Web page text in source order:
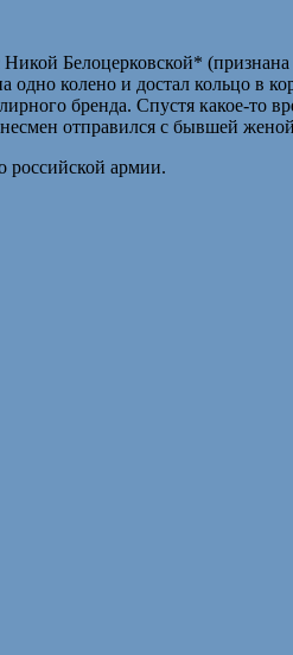
Белоцерковской*
колено и достал кольцо в
бренда. Спустя какое-то
отправился с бывшей
российской армии.